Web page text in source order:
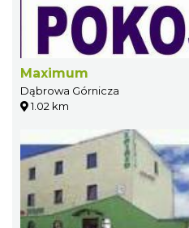
Maximum
Dąbrowa Górnicza
1.02 km